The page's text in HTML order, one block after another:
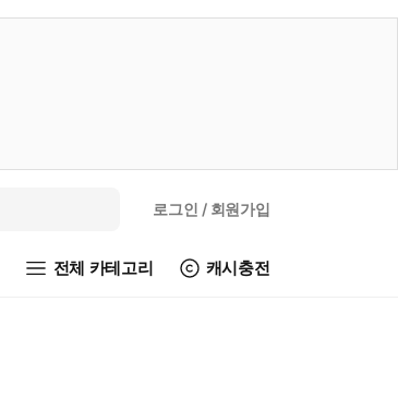
로그인 / 회원가입
전체 카테고리 캐시충전